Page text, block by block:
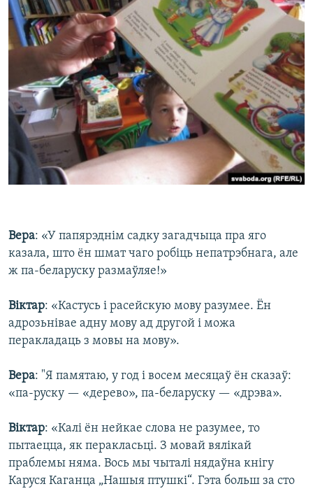
Вера: «У папярэднім садку загадчыца пра яго
казала, што ён шмат чаго робіць непатрэбнага, але
ж па-беларуску размаўляе!»
Віктар: «Кастусь і расейскую мову разумее. Ён
адрозьнівае адну мову ад другой і можа
перакладаць з мовы на мову».
Вера: "Я памятаю, у год і восем месяцаў ён сказаў:
«па-руску — «дерево», па-беларуску — «дрэва».
Віктар: «Калі ён нейкае слова не разумее, то
пытаецца, як перакласьці. З мовай вялікай
праблемы няма. Вось мы чыталі нядаўна кнігу
Каруся Каганца „Нашыя птушкі“. Гэта больш за сто